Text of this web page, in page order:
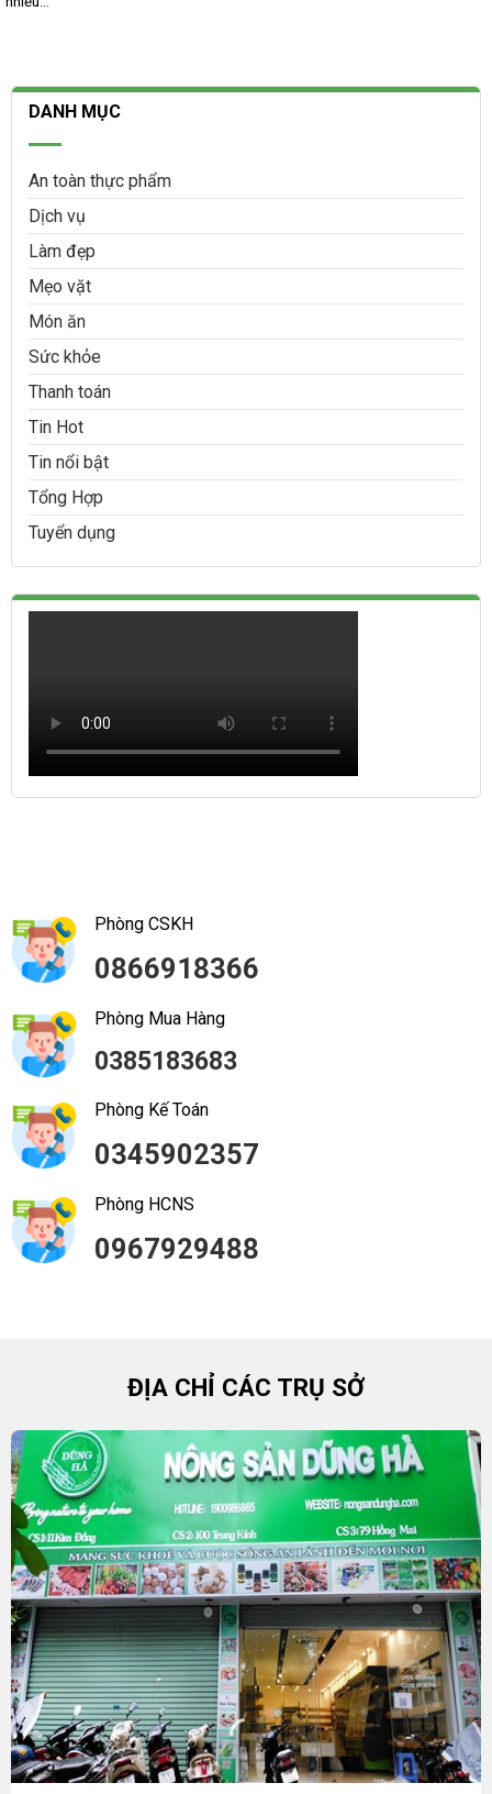
DANH MỤC
An toàn thực phẩm
Dịch vụ
Làm đẹp
Mẹo vặt
Món ăn
Sức khỏe
Thanh toán
Tin Hot
Tin nổi bật
Tổng Hợp
Tuyển dụng
Phòng CSKH
0866918366
Phòng Mua Hàng
0385183683
Phòng Kế Toán
0345902357
Phòng HCNS
0967929488
ĐỊA CHỈ CÁC TRỤ SỞ